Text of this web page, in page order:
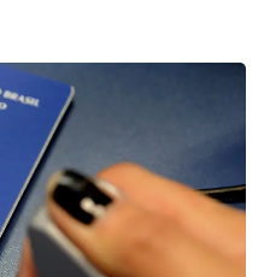
PagePagePage